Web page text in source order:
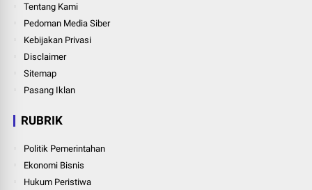
Tentang Kami
Pedoman Media Siber
Kebijakan Privasi
Disclaimer
Sitemap
Pasang Iklan
RUBRIK
Politik Pemerintahan
Ekonomi Bisnis
Hukum Peristiwa